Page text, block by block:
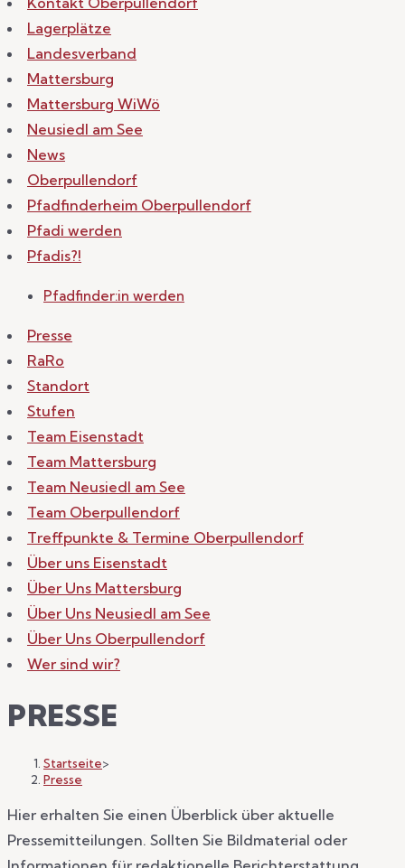
Lagerplätze
Landesverband
Mattersburg
Mattersburg WiWö
Neusiedl am See
News
Oberpullendorf
Pfadfinderheim Oberpullendorf
Pfadi werden
Pfadis?!
Pfadfinder:in werden
Presse
RaRo
Standort
Stufen
Team Eisenstadt
Team Mattersburg
Team Neusiedl am See
Team Oberpullendorf
Treffpunkte & Termine Oberpullendorf
Über uns Eisenstadt
Über Uns Mattersburg
Über Uns Neusiedl am See
Über Uns Oberpullendorf
Wer sind wir?
PRESSE
Startseite>
Presse
Hier erhalten Sie einen Überblick über aktuelle
Pressemitteilungen. Sollten Sie Bildmaterial oder